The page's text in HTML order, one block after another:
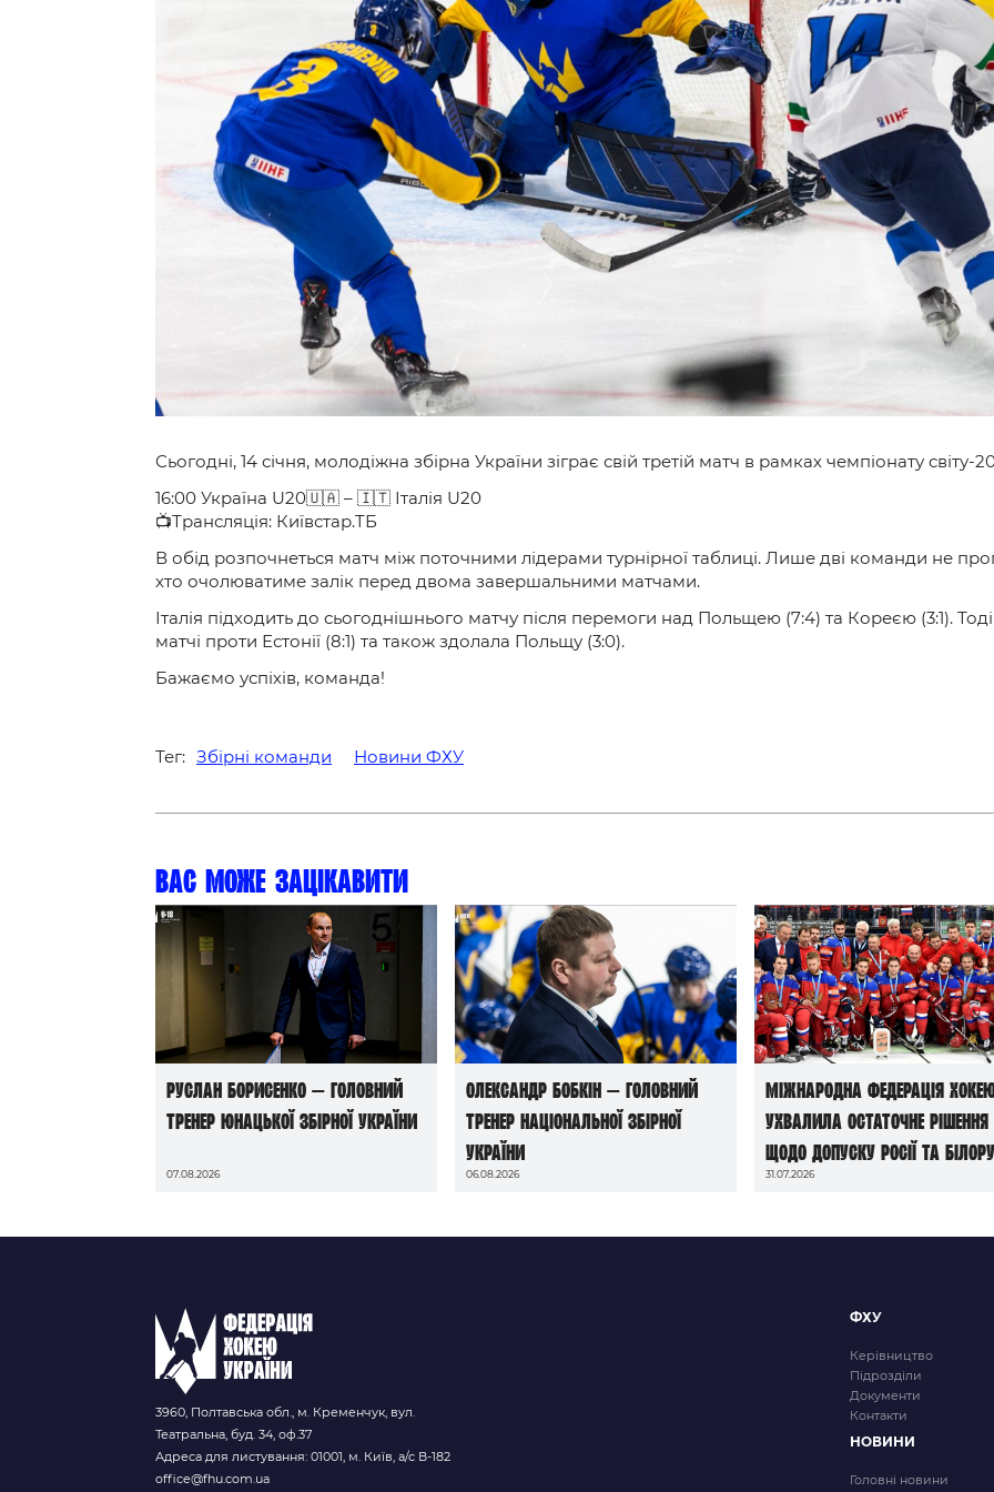
Сьогодні, 14 січня, молодіжна збірна України зіграє свій третій матч в рамках чемпіонату світу-
16:00 Україна U20🇺🇦 – 🇮🇹 Італія U20
📺Трансляція: Київстар.TБ
В обід розпочнеться матч між поточними лідерами турнірної таблиці. Лише дві команди не
хто очолюватиме залік перед двома завершальними матчами.
Італія підходить до сьогоднішнього матчу після перемоги над Польщею (7:4) та Кореєю (3:1).
матчі проти Естонії (8:1) та також здолала Польщу (3:0).
Бажаємо успіхів, команда!
Тег: Збірні команди Новини ФХУ
Вас може зацікавити
Руслан Борисенко — головний
тренер юнацької збірної України
07.08.2026
Олександр Бобкін — головний
тренер національної збірної
України
06.08.2026
Міжнародна федерація
ухвалила остаточне рішення
щодо допуску росії та
до чемпіонатів світу сезону
31.07.2026
3960, Полтавська обл., м. Кременчук, вул.
Театральна, буд. 34, оф.37
Адреса для листування: 01001, м. Київ, а/с В-182
office@fhu.com.ua
ФХУ
Керівництво
Підрозділи
Документи
Контакти
НОВИНИ
Головні новини